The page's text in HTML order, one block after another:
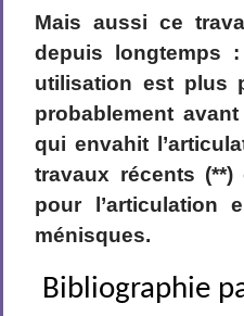
Mais aussi ce
depuis longtemps
utilisation est plus
probablement
qui envahit
travaux récents (**)
pour l’articulation
ménisques.
Bibliographie